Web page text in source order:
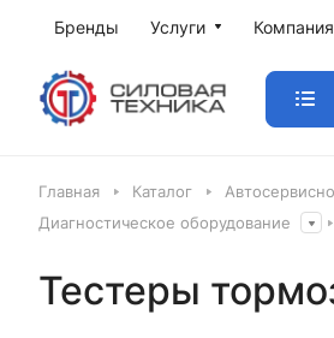
Бренды Услуги Компания
Главная Каталог
Диагностическое оборудование
Тестеры